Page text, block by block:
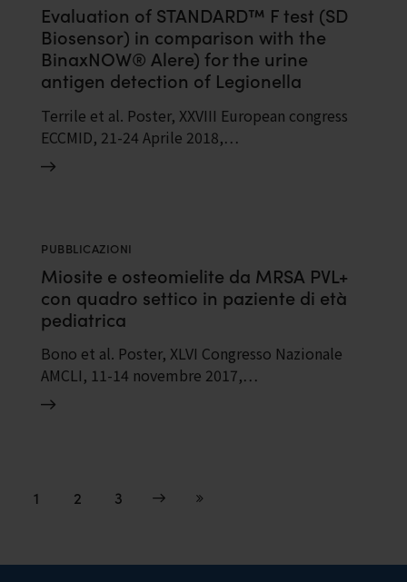
Evaluation of STANDARD™ F test (SD
Biosensor) in comparison with the
BinaxNOW® Alere) for the urine
antigen detection of Legionella
pneumoniae
Terrile et al. Poster, XXVIII European congress
ECCMID, 21-24 Aprile 2018,…
PUBBLICAZIONI
Miosite e osteomielite da MRSA PVL+
con quadro settico in paziente di età
pediatrica
Bono et al. Poster, XLVI Congresso Nazionale
AMCLI, 11-14 novembre 2017,…
1 2 3
Next Last